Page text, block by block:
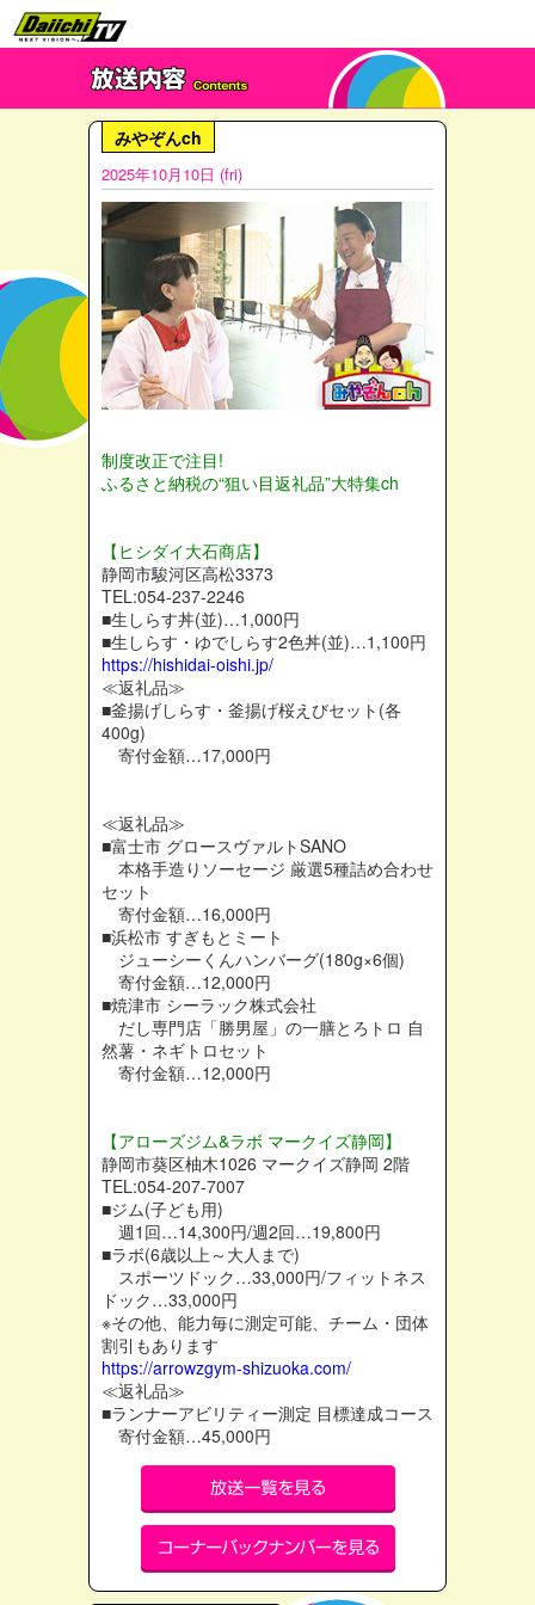
みやぞんch
2025年10月10日 (fri)
制度改正で注目!
ふるさと納税の“狙い目返礼品”大特集ch
【ヒシダイ大石商店】
静岡市駿河区高松3373
TEL:054-237-2246
■生しらす丼(並)…1,000円
■生しらす・ゆでしらす2色丼(並)…1,100円
https://hishidai-oishi.jp/
≪返礼品≫
■釜揚げしらす・釜揚げ桜えびセット(各
400g)
寄付金額…17,000円
≪返礼品≫
■富士市 グロースヴァルトSANO
本格手造りソーセージ 厳選5種詰め合わせ
セット
寄付金額…16,000円
■浜松市 すぎもとミート
ジューシーくんハンバーグ(180g×6個)
寄付金額…12,000円
■焼津市 シーラック株式会社
だし専門店「勝男屋」の一膳とろトロ 自
然薯・ネギトロセット
寄付金額…12,000円
【アローズジム&ラボ マークイズ静岡】
静岡市葵区柚木1026 マークイズ静岡 2階
TEL:054-207-7007
■ジム(子ども用)
週1回…14,300円/週2回…19,800円
■ラボ(6歳以上～大人まで)
スポーツドック…33,000円/フィットネス
ドック…33,000円
※その他、能力毎に測定可能、チーム・団体
割引もあります
https://arrowzgym-shizuoka.com/
≪返礼品≫
■ランナーアビリティー測定 目標達成コース
寄付金額…45,000円